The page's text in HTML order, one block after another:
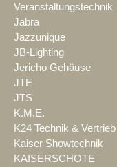
Veranstaltungstechnik
Jabra
Jazzunique
JB-Lighting
Jericho Gehäuse
JTE
JTS
K.M.E.
K24 Technik &
Kaiser Showtechnik
KAISERSCHOTE